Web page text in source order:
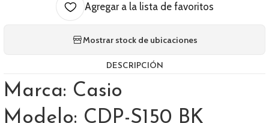
Agregar a la lista de favoritos
Mostrar stock de ubicaciones
DESCRIPCIÓN
Marca: Casio
Modelo: CDP-S150 BK